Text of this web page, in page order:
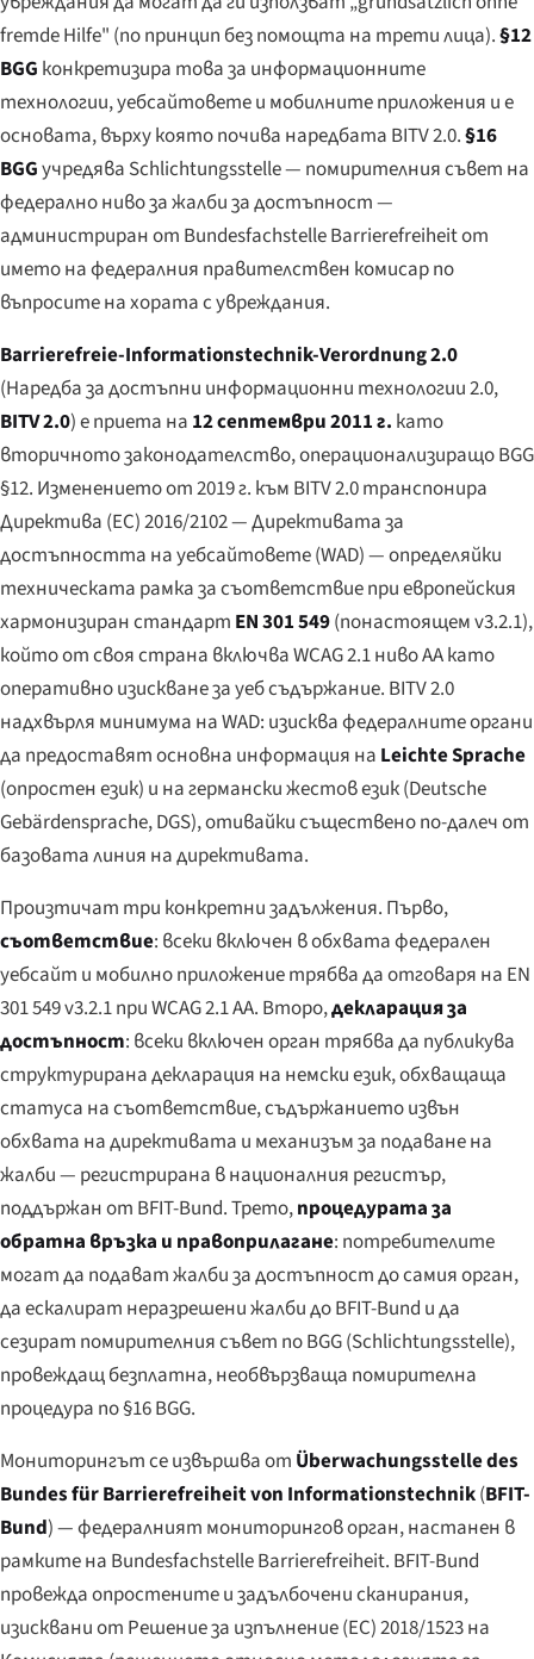
fremde Hilfe" (по принцип без помощта на трети лица).§12
BGG конкретизира това за информационните
технологии, уебсайтовете и мобилните приложения и е
основата, върху която почива наредбата BITV 2.0.§16
BGGучредява Schlichtungsstelle— помирителния съвет на
федерално ниво за жалби за достъпност —
администриран от Bundesfachstelle Barrierefreiheitот
името на федералния правителствен комисар по
въпросите на хората с увреждания.
Barrierefreie-Informationstechnik-Verordnung 2.0
(Наредба за достъпни информационни технологии 2.0,
BITV 2.0) е приета на 12 септември 2011 г. като
вторичното законодателство, операционализиращо BGG
§12. Изменението от 2019 г. към BITV 2.0 транспонира
Директива (ЕС) 2016/2102 — Директивата за
достъпността на уебсайтовете (WAD) — определяйки
техническата рамка за съответствие при европейския
хармонизиран стандарт EN 301 549(понастоящем v3.2.1),
който от своя страна включва WCAG 2.1 ниво AA като
оперативно изискване за уеб съдържание. BITV 2.0
надхвърля минимума на WAD: изисква федералните органи
да предоставят основна информация на Leichte Sprache
(опростен език) и на германски жестов език (Deutsche
Gebärdensprache, DGS), отивайки съществено по-далеч от
базовата линия на директивата.
Произтичат три конкретни задължения. Първо,
съответствие: всеки включен в обхвата федерален
уебсайт и мобилно приложение трябва да отговаря на EN
301 549 v3.2.1 при WCAG 2.1 AA. Второ,декларация за
достъпност: всеки включен орган трябва да публикува
структурирана декларация на немски език, обхващаща
статуса на съответствие, съдържанието извън
обхвата на директивата и механизъм за подаване на
жалби — регистрирана в националния регистър,
поддържан от BFIT-Bund. Трето,процедурата за
обратна връзка и правоприлагане: потребителите
могат да подават жалби за достъпност до самия орган,
да ескалират неразрешени жалби до BFIT-Bund и да
сезират помирителния съвет по BGG (Schlichtungsstelle),
провеждащ безплатна, необвързваща помирителна
процедура по §16 BGG.
Мониторингът се извършва от Überwachungsstelle des
Bundes für Barrierefreiheit von Informationstechnik(BFIT-
Bund) — федералният мониторингов орган, настанен в
рамките на Bundesfachstelle Barrierefreiheit. BFIT-Bund
провежда опростените и задълбочени сканирания,
изисквани от Решение за изпълнение (ЕС) 2018/1523 на